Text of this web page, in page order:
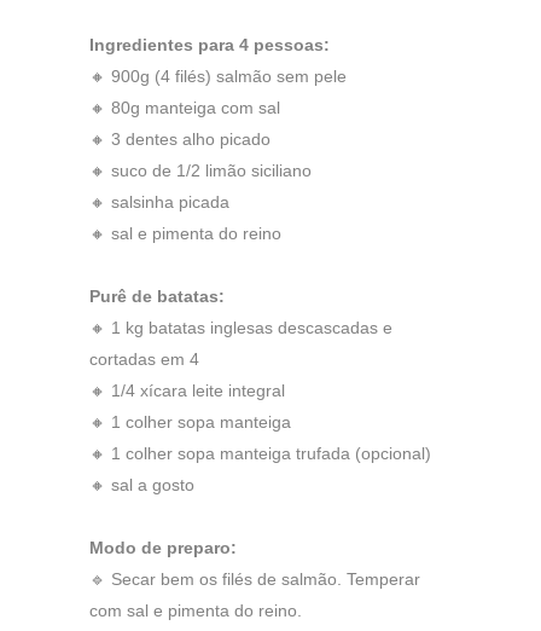
Ingredientes para 4 pessoas:
🔸 900g (4 filés) salmão sem pele
🔸 80g manteiga com sal
🔸 3 dentes alho picado
🔸 suco de 1/2 limão siciliano
🔸 salsinha picada
🔸 sal e pimenta do reino
Purê de batatas:
🔸 1 kg batatas inglesas descascadas e
cortadas em 4
🔸 1/4 xícara leite integral
🔸 1 colher sopa manteiga
🔸 1 colher sopa manteiga trufada (opcional)
🔸 sal a gosto
Modo de preparo:
🔹 Secar bem os filés de salmão. Temperar
com sal e pimenta do reino.